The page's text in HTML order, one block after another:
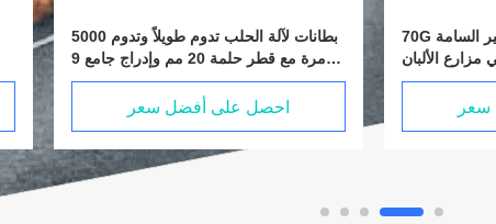
بطانات لآلة الحلب تدوم طويلاً وتدوم 5000
مرة مع قطر حلمة 20 مم وإدراج جامع 9
مم
احصل على أفضل سعر
70G أنبوب آلة الحليب المرنة غير السامة
مزارع الألبان
سعر